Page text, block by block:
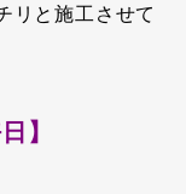
リと施工させて
】